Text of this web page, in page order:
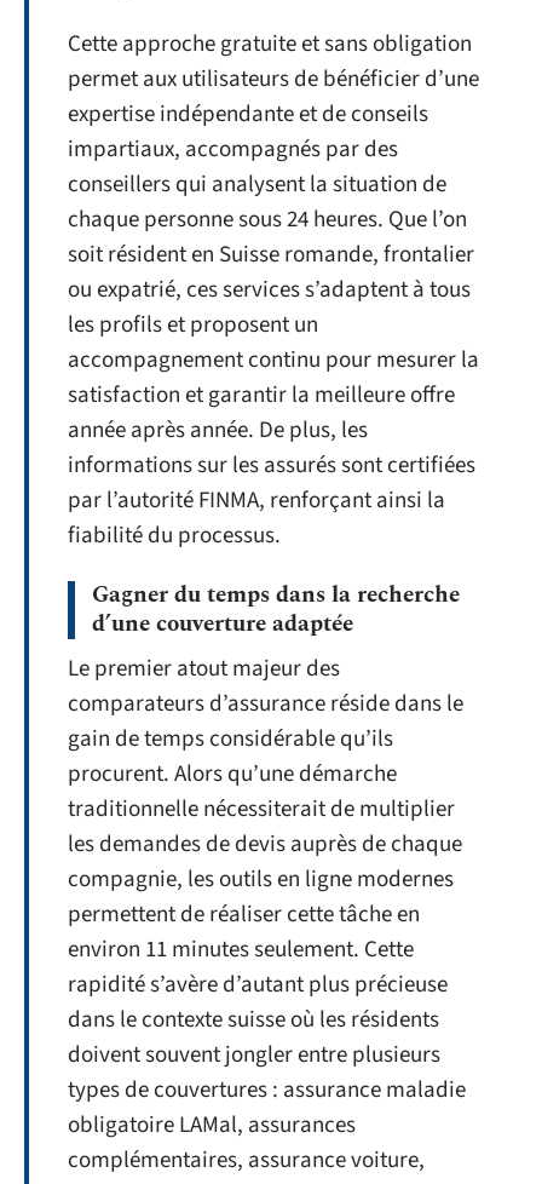
Cette approche gratuite et sans obligation
permet aux utilisateurs de bénéficier d’une
expertise indépendante et de conseils
impartiaux, accompagnés par des
conseillers qui analysent la situation de
chaque personne sous 24 heures. Que l’on
soit résident en Suisse romande, frontalier
ou expatrié, ces services s’adaptent à tous
les profils et proposent un
accompagnement continu pour mesurer la
satisfaction et garantir la meilleure offre
année après année. De plus, les
informations sur les assurés sont certifiées
par l’autorité FINMA, renforçant ainsi la
fiabilité du processus.
Gagner du temps dans la recherche
d’une couverture adaptée
Le premier atout majeur des
comparateurs d’assurance réside dans le
gain de temps considérable qu’ils
procurent. Alors qu’une démarche
traditionnelle nécessiterait de multiplier
les demandes de devis auprès de chaque
compagnie, les outils en ligne modernes
permettent de réaliser cette tâche en
environ 11 minutes seulement. Cette
rapidité s’avère d’autant plus précieuse
dans le contexte suisse où les résidents
doivent souvent jongler entre plusieurs
types de couvertures : assurance maladie
obligatoire LAMal, assurances
complémentaires, assurance voiture,